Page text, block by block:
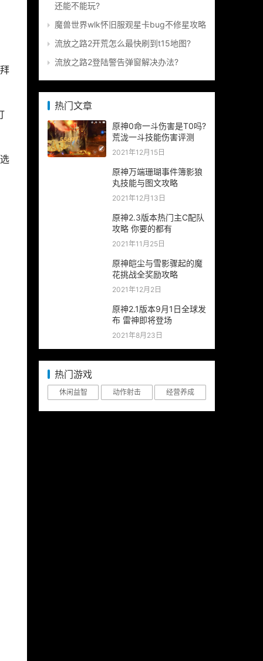
还能不能玩?
魔兽世界wlk怀旧服观星卡bug不修星攻略
流放之路2开荒怎么最快刷到t15地图?
流放之路2登陆警告弹窗解决办法?
热门文章
原神0命一斗伤害是T0吗?
荒泷一斗技能伤害评测
2021年12月15日
原神万端珊瑚事件簿影狼
丸技能与图文攻略
2021年12月13日
原神2.3版本热门主C配队
攻略 你要的都有
2021年11月25日
原神皑尘与雪影骤起的魔
花挑战全奖励攻略
2021年12月2日
原神2.1版本9月1日全球发
布 雷神即将登场
2021年8月23日
热门游戏
休闲益智 动作射击 经营养成